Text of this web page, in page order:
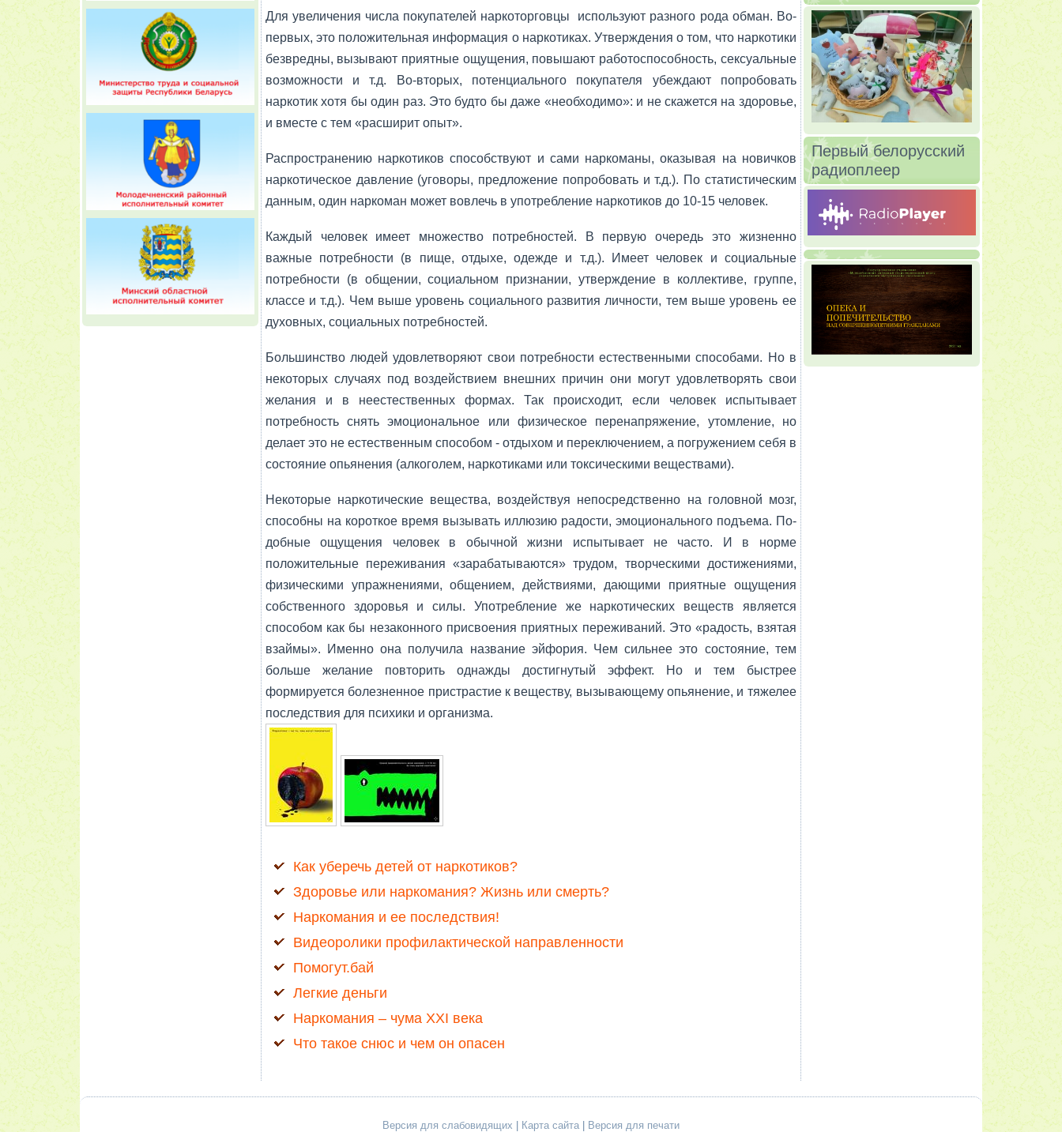
Для увеличения числа покупателей наркоторговцы исполь­зуют разного рода обман. Во-
первых, это положительная ин­формация о наркотиках. Утверждения о том, что наркотики
безвредны, вызывают при­ятные ощущения, повышают работоспособность, сексуаль­ные
возможности и т.д. Во-вторых, потенциального покупа­теля убеждают попробовать
наркотик хотя бы один раз. Это будто бы даже «необходимо»: и не скажется на здоровье,
и вместе с тем «расширит опыт».
Распространению наркотиков способствуют и сами нарко­маны, оказывая на новичков
наркотическое давление (угово­ры, предложение попробовать и т.д.). По статистическим
дан­ным, один наркоман может вовлечь в употребление наркоти­ков до 10-15 человек.
Каждый человек имеет множество потребностей. В пер­вую очередь это жизненно
важные потребности (в пище, от­дыхе, одежде и т.д.). Имеет человек и социальные
потребнос­ти (в общении, социальном признании, утверждение в кол­лективе, группе,
классе и т.д.). Чем выше уровень социально­го развития личности, тем выше уровень ее
духовных, соци­альных потребностей.
Большинство людей удовлетворяют свои потребности ес­тественными способами. Но в
некоторых случаях под воздей­ствием внешних причин они могут удовлетворять свои
жела­ния и в неестественных формах. Так происходит, если чело­век испытывает
потребность снять эмоциональное или физи­ческое перенапряжение, утомление, но
делает это не естест­венным способом - отдыхом и переключением, а погружени­ем себя в
состояние опьянения (алкоголем, наркотиками или токсическими веществами).
Некоторые наркотические вещества, воздействуя непо­средственно на головной мозг,
способны на короткое время вызывать иллюзию радости, эмоционального подъема. По­
добные ощущения человек в обычной жизни испытывает не часто. И в норме
положительные переживания «зарабатыва­ются» трудом, творческими достижениями,
физическими уп­ражнениями, общением, действиями, дающими приятные ощущения
собственного здоровья и силы. Употребление же наркотических веществ является
способом как бы незакон­ного присвоения приятных переживаний. Это «радость, взя­тая
взаймы». Именно она получила название эйфория. Чем сильнее это состоя­ние, тем
больше желание повторить однажды достигнутый эффект. Но и тем быстрее
формируется болезненное прист­растие к веществу, вызывающему опьянение, и тяжелее
по­следствия для психики и организма.
Как уберечь детей от наркотиков?
Здоровье или наркомания? Жизнь или смерть?
Наркомания и ее последствия!
Видеоролики профилактической направленности
Помогут.бай
Легкие деньги
Наркомания – чума XXI века
Что такое снюс и чем он опасен
Первый белорусский
радиоплеер
Версия для слабовидящих Карта сайта Версия для печати